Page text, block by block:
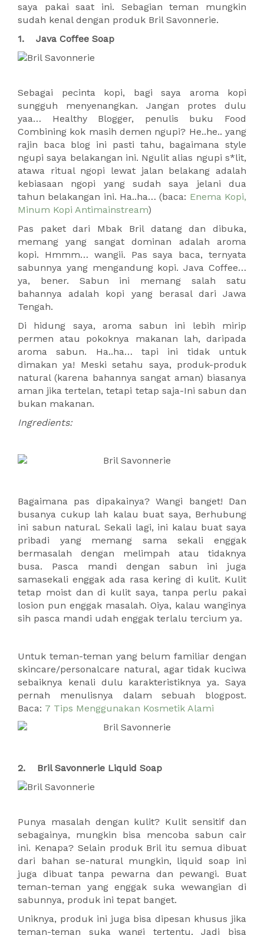
saya pakai saat ini. Sebagian teman mungkin
sudah kenal dengan produk Bril Savonnerie.
1. Java Coffee Soap
Sebagai pecinta kopi, bagi saya aroma kopi
sungguh menyenangkan. Jangan protes dulu
yaa… Healthy Blogger, penulis buku Food
Combining kok masih demen ngupi? He..he.. yang
rajin baca blog ini pasti tahu, bagaimana style
ngupi saya belakangan ini. Ngulit alias ngupi s*lit,
atawa ritual ngopi lewat jalan belakang adalah
kebiasaan ngopi yang sudah saya jelani dua
tahun belakangan ini. Ha..ha… (baca: Enema Kopi,
Minum Kopi Antimainstream)
Pas paket dari Mbak Bril datang dan dibuka,
memang yang sangat dominan adalah aroma
kopi. Hmmm… wangii. Pas saya baca, ternyata
sabunnya yang mengandung kopi. Java Coffee…
ya, bener. Sabun ini memang salah satu
bahannya adalah kopi yang berasal dari Jawa
Tengah.
Di hidung saya, aroma sabun ini lebih mirip
permen atau pokoknya makanan lah, daripada
aroma sabun. Ha..ha… tapi ini tidak untuk
dimakan ya! Meski setahu saya, produk-produk
natural (karena bahannya sangat aman) biasanya
aman jika tertelan, tetapi tetap saja-Ini sabun dan
bukan makanan.
Ingredients:
Bagaimana pas dipakainya? Wangi banget! Dan
busanya cukup lah kalau buat saya, Berhubung
ini sabun natural. Sekali lagi, ini kalau buat saya
pribadi yang memang sama sekali enggak
bermasalah dengan melimpah atau tidaknya
busa. Pasca mandi dengan sabun ini juga
samasekali enggak ada rasa kering di kulit. Kulit
tetap moist dan di kulit saya, tanpa perlu pakai
losion pun enggak masalah. Oiya, kalau wanginya
sih pasca mandi udah enggak terlalu tercium ya.
Untuk teman-teman yang belum familiar dengan
skincare/personalcare natural, agar tidak kuciwa
sebaiknya kenali dulu karakteristiknya ya. Saya
pernah menulisnya dalam sebuah blogpost.
Baca: 7 Tips Menggunakan Kosmetik Alami
2. Bril Savonnerie Liquid Soap
Punya masalah dengan kulit? Kulit sensitif dan
sebagainya, mungkin bisa mencoba sabun cair
ini. Kenapa? Selain produk Bril itu semua dibuat
dari bahan se-natural mungkin, liquid soap ini
juga dibuat tanpa pewarna dan pewangi. Buat
teman-teman yang enggak suka wewangian di
sabunnya, produk ini tepat banget.
Uniknya, produk ini juga bisa dipesan khusus jika
teman-teman suka wangi tertentu. Jadi bisa